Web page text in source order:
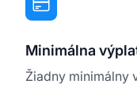
Minimálna
Žiadny minimálny